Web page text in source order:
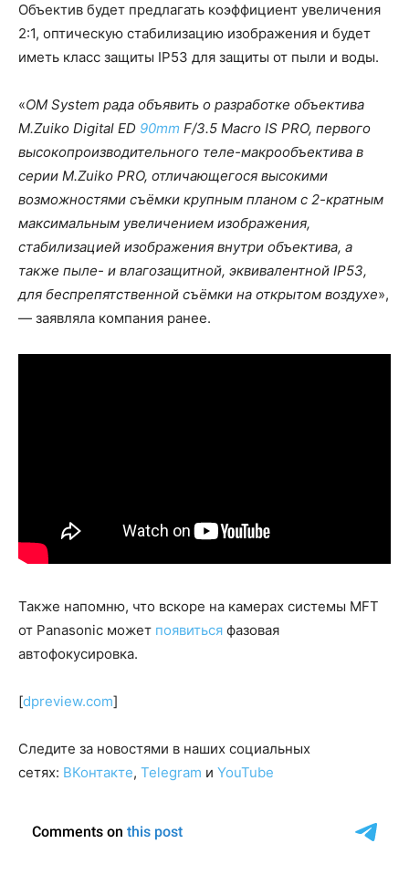
Объектив будет предлагать коэффициент увеличения
2:1, оптическую стабилизацию изображения и будет
иметь класс защиты IP53 для защиты от пыли и воды.
«OM System рада объявить о разработке объектива
M.Zuiko Digital ED 90mm F/3.5 Macro IS PRO, первого
высокопроизводительного теле-макрообъектива в
серии M.Zuiko PRO, отличающегося высокими
возможностями съёмки крупным планом с 2-кратным
максимальным увеличением изображения,
стабилизацией изображения внутри объектива, а
также пыле- и влагозащитной, эквивалентной IP53,
для беспрепятственной съёмки на открытом воздухе»,
— заявляла компания ранее.
Также напомню, что вскоре на камерах системы MFT
от Panasonic может появиться фазовая
автофокусировка.
[dpreview.com]
Следите за новостями в наших социальных
сетях: ВКонтакте, Telegram и YouTube